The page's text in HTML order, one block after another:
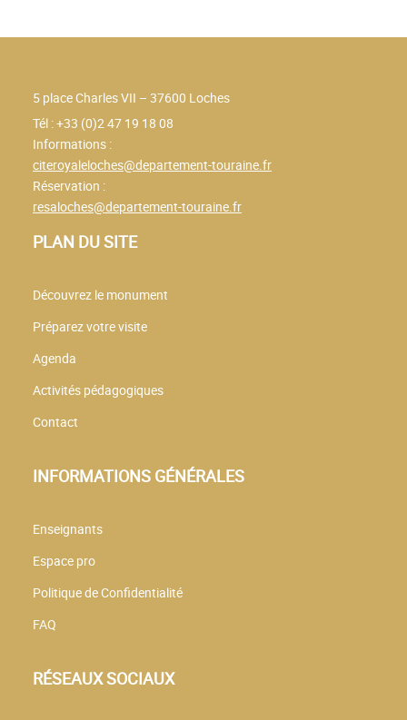
5 place Charles VII – 37600 Loches
Tél : +33 (0)2 47 19 18 08
Informations :
citeroyaleloches@departement-touraine.fr
Réservation :
resaloches@departement-touraine.fr
PLAN DU SITE
Découvrez le monument
Préparez votre visite
Agenda
Activités pédagogiques
Contact
INFORMATIONS GÉNÉRALES
Enseignants
Espace pro
Politique de Confidentialité
FAQ
RÉSEAUX SOCIAUX